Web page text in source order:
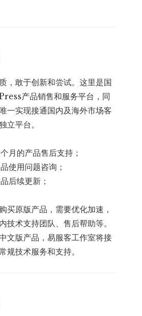
，敢于创新和尝试。这里是国
产品销售和服务平台，同
一实现接通国内及海外市场客
立平台。
月的产品售后支持；
使用问题咨询；
后续更新；
买原版产品，需要优化加速，
技术支持团队、售后帮助等。
文版产品，易服客工作室将接
规技术服务和支持。